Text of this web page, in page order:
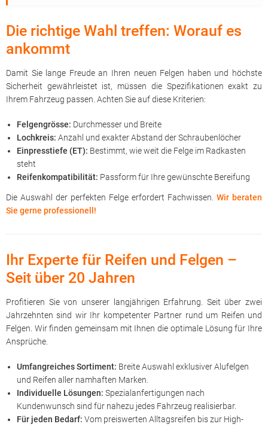
Die richtige Wahl treffen: Worauf es
ankommt
Damit Sie lange Freude an Ihren neuen Felgen haben und höchste
Sicherheit gewährleistet ist, müssen die Spezifikationen exakt zu
Ihrem Fahrzeug passen. Achten Sie auf diese Kriterien:
Felgengrösse: Durchmesser und Breite
Lochkreis: Anzahl und exakter Abstand der Schraubenlöcher
Einpresstiefe (ET): Bestimmt, wie weit die Felge im Radkasten
steht
Reifenkompatibilität: Passform für Ihre gewünschte Bereifung
Die Auswahl der perfekten Felge erfordert Fachwissen. Wir beraten
Sie gerne professionell!
Ihr Experte für Reifen und Felgen –
Seit über 20 Jahren
Profitieren Sie von unserer langjährigen Erfahrung. Seit über zwei
Jahrzehnten sind wir Ihr kompetenter Partner rund um Reifen und
Felgen. Wir finden gemeinsam mit Ihnen die optimale Lösung für Ihre
Ansprüche.
Umfangreiches Sortiment: Breite Auswahl exklusiver Alufelgen
und Reifen aller namhaften Marken.
Individuelle Lösungen: Spezialanfertigungen nach
Kundenwunsch sind für nahezu jedes Fahrzeug realisierbar.
Für jeden Bedarf: Vom preiswerten Alltagsreifen bis zur High-